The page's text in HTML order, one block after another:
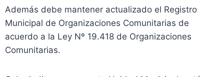
Además debe mantener actualizado el Registro
Municipal de Organizaciones Comunitarias de
acuerdo a la Ley Nº 19.418 de Organizaciones
Comunitarias.